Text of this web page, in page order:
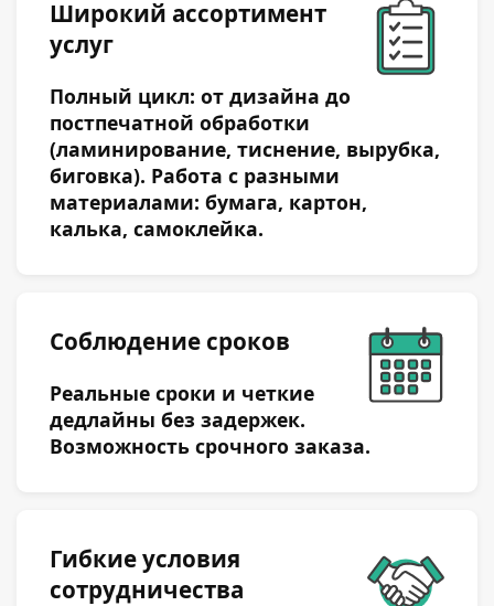
Широкий ассортимент
услуг
Полный цикл: от дизайна до
постпечатной обработки
(ламинирование, тиснение, вырубка,
биговка). Работа с разными
материалами: бумага, картон,
калька, самоклейка.
Соблюдение сроков
Реальные сроки и четкие
дедлайны без задержек.
Возможность срочного заказа.
Гибкие условия
сотрудничества
Телефон:
Эл. почта:
файла(ов)